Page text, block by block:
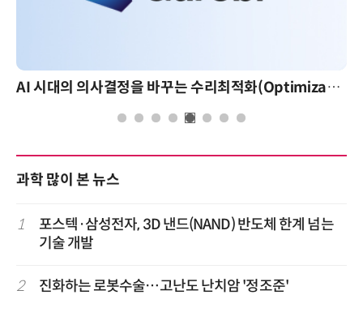
AI 시대의 의사결정을 바꾸는 수리최적화(Optimization): 실제 산업 적용 사례와 활용 전략
과학 많이 본 뉴스
1
포스텍·삼성전자, 3D 낸드(NAND) 반도체 한계 넘는
기술 개발
2 진화하는 로봇수술…고난도 난치암 '정조준'